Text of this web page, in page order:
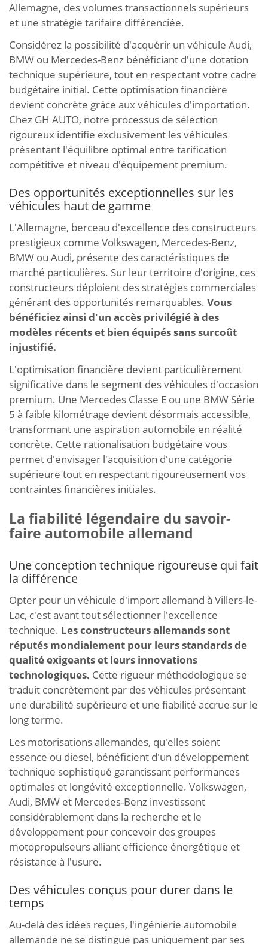
Allemagne, des volumes transactionnels supérieurs
et une stratégie tarifaire différenciée.
Considérez la possibilité d'acquérir un véhicule Audi,
BMW ou Mercedes-Benz bénéficiant d'une dotation
technique supérieure, tout en respectant votre cadre
budgétaire initial. Cette optimisation financière
devient concrète grâce aux véhicules d'importation.
Chez GH AUTO, notre processus de sélection
rigoureux identifie exclusivement les véhicules
présentant l'équilibre optimal entre tarification
compétitive et niveau d'équipement premium.
Des opportunités exceptionnelles sur les
véhicules haut de gamme
L'Allemagne, berceau d'excellence des constructeurs
prestigieux comme Volkswagen, Mercedes-Benz,
BMW ou Audi, présente des caractéristiques de
marché particulières. Sur leur territoire d'origine, ces
constructeurs déploient des stratégies commerciales
générant des opportunités remarquables. Vous
bénéficiez ainsi d'un accès privilégié à des
modèles récents et bien équipés sans surcoût
injustifié.
L'optimisation financière devient particulièrement
significative dans le segment des véhicules d'occasion
premium. Une Mercedes Classe E ou une BMW Série
5 à faible kilométrage devient désormais accessible,
transformant une aspiration automobile en réalité
concrète. Cette rationalisation budgétaire vous
permet d'envisager l'acquisition d'une catégorie
supérieure tout en respectant rigoureusement vos
contraintes financières initiales.
La fiabilité légendaire du savoir-
faire automobile allemand
Une conception technique rigoureuse qui fait
la différence
Opter pour un véhicule d'import allemand à Villers-le-
Lac, c'est avant tout sélectionner l'excellence
technique. Les constructeurs allemands sont
réputés mondialement pour leurs standards de
qualité exigeants et leurs innovations
technologiques. Cette rigueur méthodologique se
traduit concrètement par des véhicules présentant
une durabilité supérieure et une fiabilité accrue sur le
long terme.
Les motorisations allemandes, qu'elles soient
essence ou diesel, bénéficient d'un développement
technique sophistiqué garantissant performances
optimales et longévité exceptionnelle. Volkswagen,
Audi, BMW et Mercedes-Benz investissent
considérablement dans la recherche et le
développement pour concevoir des groupes
motopropulseurs alliant efficience énergétique et
résistance à l'usure.
Des véhicules conçus pour durer dans le
temps
Au-delà des idées reçues, l'ingénierie automobile
allemande ne se distingue pas uniquement par ses